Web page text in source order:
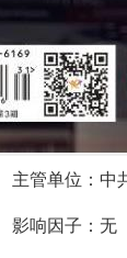
主管单位：中
影响因子：无